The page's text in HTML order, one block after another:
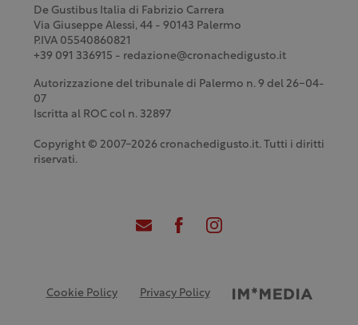
De Gustibus Italia di Fabrizio Carrera
Via Giuseppe Alessi, 44 - 90143 Palermo
P.IVA 05540860821
+39 091 336915 - redazione@cronachedigusto.it
Autorizzazione del tribunale di Palermo n. 9 del 26-04-
07
Iscritta al ROC col n. 32897
Copyright © 2007-2026 cronachedigusto.it. Tutti i diritti
riservati.
Cookie Policy Privacy Policy Credits